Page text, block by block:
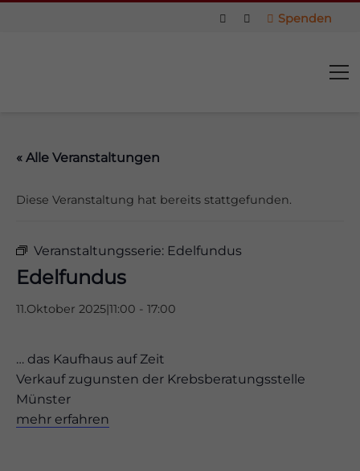
Spenden
« Alle Veranstaltungen
Diese Veranstaltung hat bereits stattgefunden.
Veranstaltungsserie: Edelfundus
Edelfundus
11.Oktober 2025|11:00 - 17:00
… das Kaufhaus auf Zeit
Verkauf zugunsten der Krebsberatungsstelle
Münster
mehr erfahren